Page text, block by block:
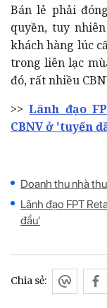
Bán lẻ phải
quyền, tuy
khách hàng lúc
trong liên lạc
đó, rất nhiều
>>Lãnh đạo
CBNV ở 'tuyến
Doanh thu nhà
Lãnh đạo FPT
đầu'
Chia sẻ: